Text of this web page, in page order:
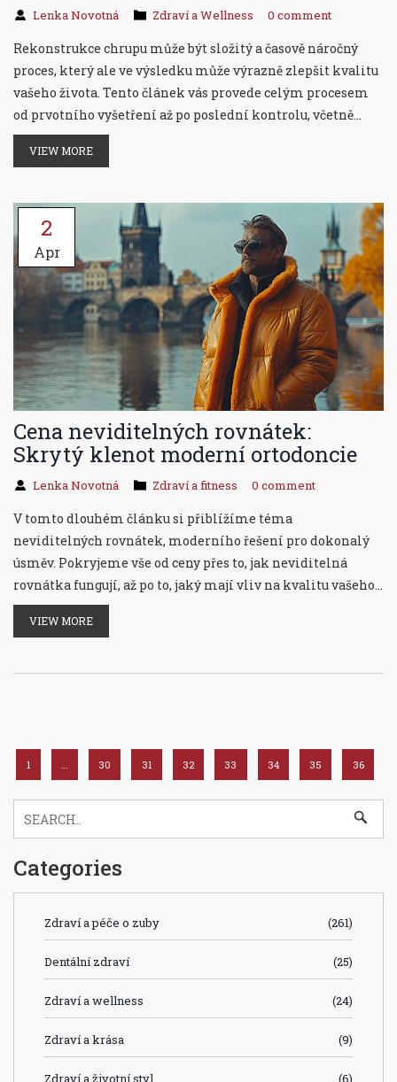
Lenka Novotná Zdraví a Wellness 0 comment
Rekonstrukce chrupu může být složitý a časově náročný
proces, který ale ve výsledku může výrazně zlepšit kvalitu
vašeho života. Tento článek vás provede celým procesem
od prvotního vyšetření až po poslední kontrolu, včetně
informací o různých metodách a materiálech. Zjistíte,
jaké faktory ovlivňují cenovou dostupnost a další aspekty
chrup starat, aby vydržel co nejdéle.
VIEW MORE
2
Apr
Cena neviditelných rovnátek:
Skrytý klenot moderní ortodoncie
Lenka Novotná Zdraví a fitness 0 comment
V tomto dlouhém článku si přiblížíme téma
neviditelných rovnátek, moderního řešení pro dokonalý
úsměv. Pokryjeme vše od ceny přes to, jak neviditelná
rovnátka fungují, až po to, jaký mají vliv na kvalitu vašeho
života. Prozkoumáme faktory ovlivňující cenu a
poskytneme tipy, jak vybrat to nejlepší řešení pro vaše
VIEW MORE
1 … 30 31 32 33 34 35 36
Categories
Zdraví a péče o zuby (261)
Dentální zdraví (25)
Zdraví a wellness (24)
Zdraví a krása (9)
Zdraví a životní styl (6)